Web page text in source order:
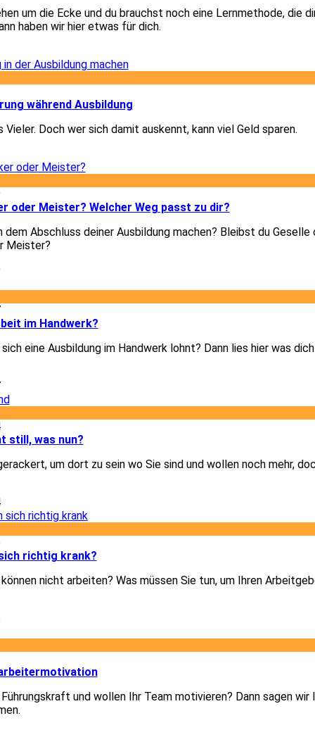
um die Ecke und du brauchst noch eine Lernmethode, die
haben wir hier etwas für dich.
während Ausbildung
Vieler. Doch wer sich damit auskennt, kann viel Geld sparen.
oder Meister? Welcher Weg passt zu dir?
dem Abschluss deiner Ausbildung machen? Bleibst du Geselle
Meister?
im Handwerk?
eine Ausbildung im Handwerk lohnt? Dann lies hier was
still, was nun?
um dort zu sein wo Sie sind und wollen noch mehr,
richtig krank?
nicht arbeiten? Was müssen Sie tun, um Ihren
und wollen Ihr Team motivieren? Dann sagen wir